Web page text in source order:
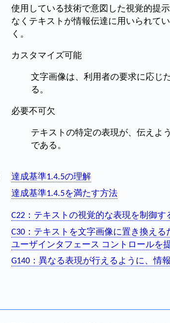
使用している技術で意図した視覚的提
なくテキストが情報伝達に用いられて
く。
カスタマイズ可能
文字画像は、利用者の要求に応じ
る。
必要不可欠
テキストの特定の表現が、伝えよ
である。
達成基準1.4.5の理解
達成基準1.4.5を満たす方法
C22：テキストの視覚的な表現を制御す
C30：テキストを文字画像に置き換える
ユーザインタフェース コントロールを
G140：異なる表現が行えるように、情